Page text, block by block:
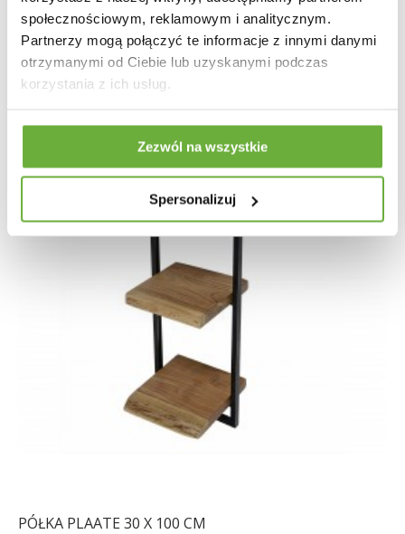
społecznościowym, reklamowym i analitycznym.
Partnerzy mogą połączyć te informacje z innymi danymi
otrzymanymi od Ciebie lub uzyskanymi podczas
korzystania z ich usług.
Zezwól na wszystkie
Spersonalizuj
PÓŁKA PLAATE 30 X 100 CM